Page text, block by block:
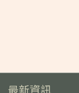
最新資訊